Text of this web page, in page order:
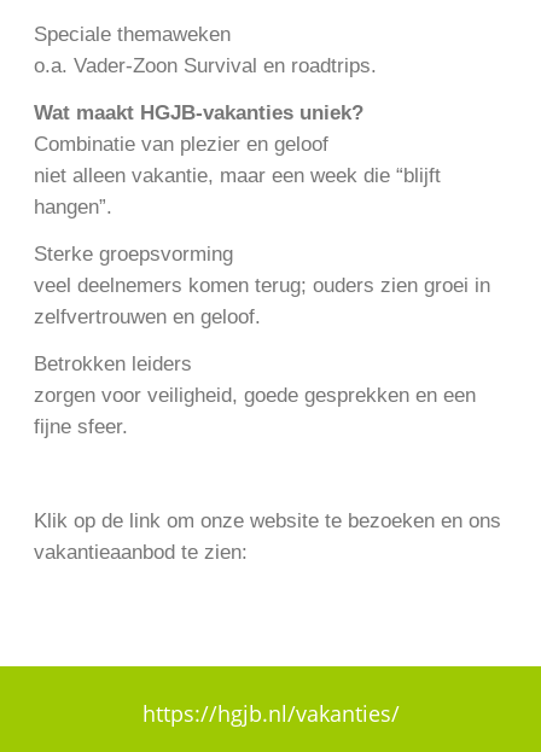
Speciale themaweken
o.a. Vader-Zoon Survival en roadtrips.
Wat maakt HGJB-vakanties uniek?
Combinatie van plezier en geloof
niet alleen vakantie, maar een week die “blijft
hangen”.
Sterke groepsvorming
veel deelnemers komen terug; ouders zien groei in
zelfvertrouwen en geloof.
Betrokken leiders
zorgen voor veiligheid, goede gesprekken en een
fijne sfeer.
Klik op de link om onze website te bezoeken en ons
vakantieaanbod te zien:
https://hgjb.nl/vakanties/